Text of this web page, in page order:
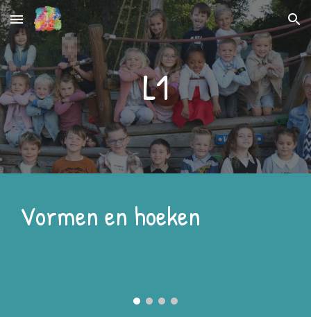
Skip to main content Skip to navigation
L1
Vormen en hoeken